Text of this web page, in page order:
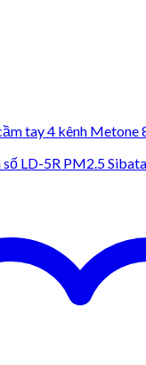
tay 4 kênh Metone